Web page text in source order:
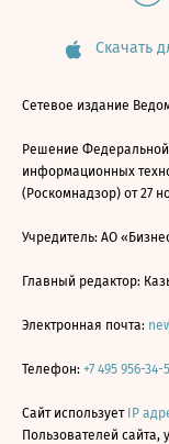
Скачать
Сетевое издание
Решение
информационных
(Роскомнадзор) от 27
Учредитель: АО
Главный редактор:
Электронная почта:
Телефон: +7 495 956-34-
Сайт использует IP
Пользователей сайта,